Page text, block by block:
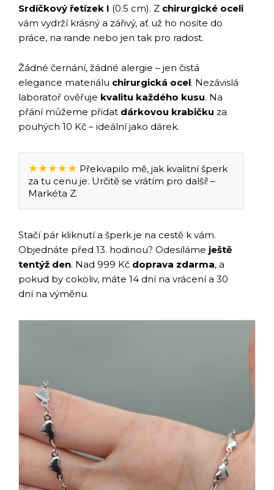
Srdíčkový řetízek I (0.5 cm). Z chirurgické oceli
vám vydrží krásný a zářivý, ať už ho nosíte do
práce, na rande nebo jen tak pro radost.
Žádné černání, žádné alergie – jen čistá
elegance materiálu chirurgická ocel. Nezávislá
laboratoř ověřuje kvalitu každého kusu. Na
přání můžeme přidat dárkovou krabičku za
pouhých 10 Kč – ideální jako dárek.
★★★★★ Překvapilo mě, jak kvalitní šperk
za tu cenu je. Určitě se vrátím pro další! –
Markéta Z.
Stačí pár kliknutí a šperk je na cestě k vám.
Objednáte před 13. hodinou? Odesíláme ještě
tentýž den. Nad 999 Kč doprava zdarma, a
pokud by cokoliv, máte 14 dní na vrácení a 30
dní na výměnu.